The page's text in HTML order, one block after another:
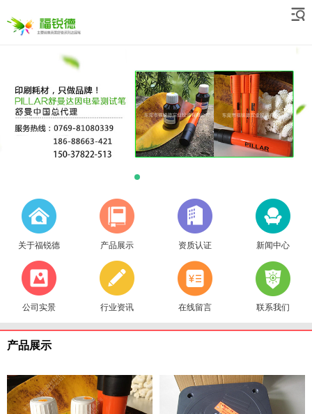
关于福锐德 产品展示 资质认证 新闻中心
公司实景 行业资讯 在线留言 联系我们
产品展示